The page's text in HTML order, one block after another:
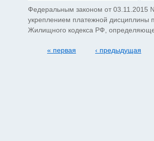
Федеральным законом от 03.11.2015
укреплением платежной дисци­плины
Жилищного кодекса РФ,
« первая ‹ предыдущая